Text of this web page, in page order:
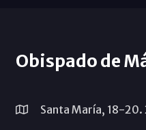
Obispado de
Santa María, 18-20.